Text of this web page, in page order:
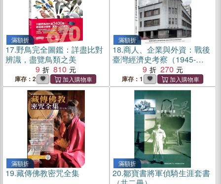
滿額折
17.野鳥完全圖鑑：詳盡比對
辨識，盡覽鳥類之美
9
810
庫存：2
滿額折
18.商人、企業與外資：戰後
臺灣經濟史考察（1945-
9 270
庫存：1
滿額折
19.藏傳佛教密咒全集
滿額折
20.鄒寶書將軍偵騎生涯套書